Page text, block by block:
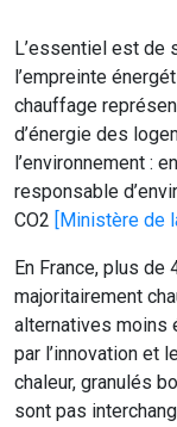
L’essentiel est de
l’empreinte
chauffage
d’énergie des
l’environnement :
responsable
CO2 [Ministère de
En France, plus
majoritairement
alternatives moins
par l’innovation et
chaleur, granulés
sont pas